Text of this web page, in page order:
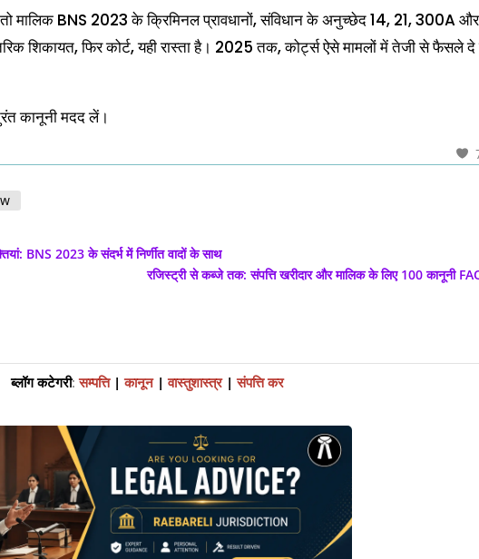
मालिक BNS 2023 के क्रिमिनल प्रावधानों, संविधान के अनुच्छेद 14, 21, 300A और
फिर कोर्ट, यही रास्ता है। 2025 तक, कोर्ट्स ऐसे मामलों में तेजी से फैसले दे
कानूनी मदद लें।
BNS 2023 के संदर्भ में निर्णीत वादों के साथ
रजिस्ट्री से कब्जे तक: संपत्ति खरीदार और मालिक के लिए 100 कानूनी
ब्लॉग कटेगरी:सम्पत्ति |कानून|वास्तुशास्त्र|संपत्ति कर